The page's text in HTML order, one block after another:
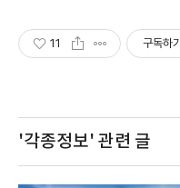
11 구독하기
'각종정보' 관련 글